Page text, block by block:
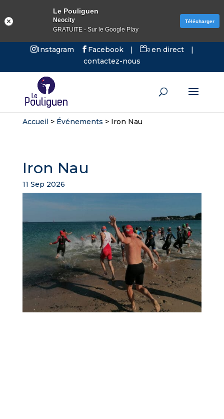
Instagram Facebook | en direct
|
contactez-nous
Accueil> Événements > Iron Nau
Iron Nau
11 Sep 2026
Le Pouliguen
Neocity
GRATUITE - Sur le Google Play
Télécharger